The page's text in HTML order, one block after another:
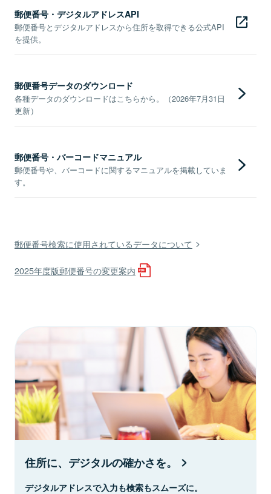
郵便番号・デジタルアドレスAPI
郵便番号とデジタルアドレスから住所を取得できる公式API
を提供。
郵便番号データのダウンロード
各種データのダウンロードはこちらから。（2026年7月31日
更新）
郵便番号・バーコードマニュアル
郵便番号や、バーコードに関するマニュアルを掲載していま
す。
郵便番号検索に使用されているデータについて
2025年度版郵便番号の変更案内
住所に、デジタルの確かさを。
デジタルアドレスで入力も検索もスムーズに。